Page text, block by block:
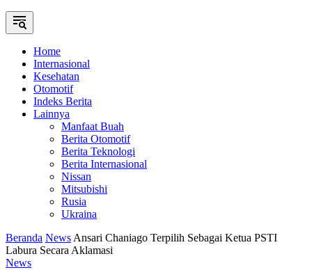
Home
Internasional
Kesehatan
Otomotif
Indeks Berita
Lainnya
Manfaat Buah
Berita Otomotif
Berita Teknologi
Berita Internasional
Nissan
Mitsubishi
Rusia
Ukraina
Beranda News Ansari Chaniago Terpilih Sebagai Ketua PSTI
Labura Secara Aklamasi
News